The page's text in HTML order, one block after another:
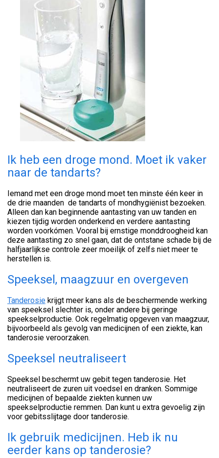
Ik heb een droge mond. Moet ik vaker
naar de tandarts?
Iemand met een droge mond moet ten minste één keer in
de drie maanden de tandarts of mondhygiënist bezoeken.
Alleen dan kan beginnende aantasting van uw tanden en
kiezen tijdig worden onderkend en verdere aantasting
worden voorkómen. Vooral bij ernstige monddroogheid kan
deze aantasting zo snel gaan, dat de ontstane schade bij de
halfjaarlijkse controle zeer moeilijk of zelfs niet meer te
herstellen is.
Speeksel, maagzuur en overgeven
Tanderosie krijgt meer kans als de beschermende werking
van speeksel slechter is, onder andere bij geringe
speekselproductie. Ook regelmatig opgeven van maagzuur,
bijvoorbeeld als gevolg van medicijnen of een ziekte, kan
tanderosie veroorzaken.
Speeksel neutraliseert
Speeksel beschermt uw gebit tegen tanderosie. Het
neutraliseert de zuren uit voedsel en dranken. Sommige
medicijnen of bepaalde ziekten kunnen uw
speekselproductie remmen. Dan kunt u extra gevoelig zijn
voor gebitsslijtage door tanderosie.
Ik gebruik medicijnen. Heb ik nu
eerder kans op tanderosie?